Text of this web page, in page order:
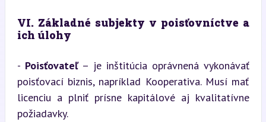
VI. Základné subjekty v poisťovníctve a
ich úlohy
- Poisťovateľ – je inštitúcia oprávnená vykonávať
poisťovací biznis, napríklad Kooperativa. Musí mať
licenciu a plniť prísne kapitálové aj kvalitatívne
požiadavky.